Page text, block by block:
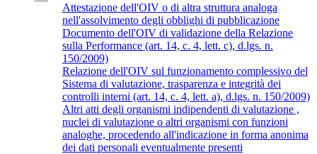
Attestazione dell'OIV o di altra struttura analoga
nell'assolvimento degli obblighi di pubblicazione
Documento dell'OIV di validazione della Relazione
sulla Performance (art. 14, c. 4, lett. c), d.lgs. n.
150/2009)
Relazione dell'OIV sul funzionamento complessivo del
Sistema di valutazione, trasparenza e integrità dei
controlli interni (art. 14, c. 4, lett. a), d.lgs. n. 150/2009)
Altri atti degli organismi indipendenti di valutazione ,
nuclei di valutazione o altri organismi con funzioni
analoghe, procedendo all'indicazione in forma anonima
dei dati personali eventualmente presenti